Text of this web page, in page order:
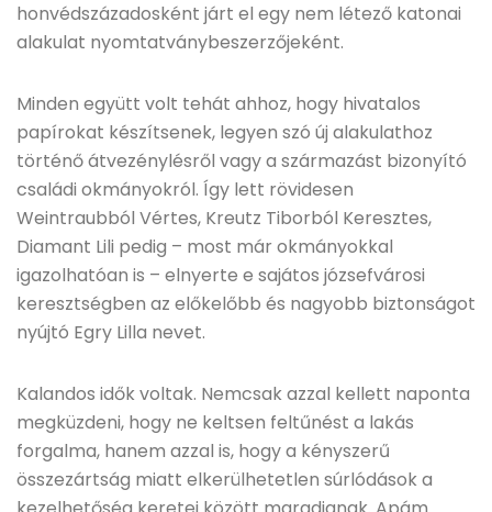
honvédszázadosként járt el egy nem létező katonai
alakulat nyomtatványbeszerzőjeként.
Minden együtt volt tehát ahhoz, hogy hivatalos
papírokat készítsenek, legyen szó új alakulathoz
történő átvezénylésről vagy a származást bizonyító
családi okmányokról. Így lett rövidesen
Weintraubból Vértes, Kreutz Tiborból Keresztes,
Diamant Lili pedig – most már okmányokkal
igazolhatóan is – elnyerte e sajátos józsefvárosi
keresztségben az előkelőbb és nagyobb biztonságot
nyújtó Egry Lilla nevet.
Kalandos idők voltak. Nemcsak azzal kellett naponta
megküzdeni, hogy ne keltsen feltűnést a lakás
forgalma, hanem azzal is, hogy a kényszerű
összezártság miatt elkerülhetetlen súrlódások a